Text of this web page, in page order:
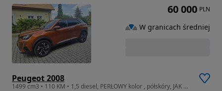
Peugeot 2008
1499 cm3 • 110 KM • 1,5 diesel, PERŁOWY kolor , półskóry, JAK NOWY
60 000 PLN
W granicach średniej